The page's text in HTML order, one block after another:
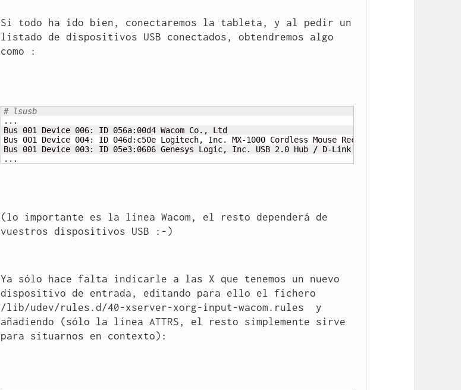
Si todo ha ido bien, conectaremos la tableta, y al pedir un
listado de dispositivos USB conectados, obtendremos algo
como :
# lsusb
...
Bus 001 Device 006: ID 056a:00d4 Wacom Co., Ltd
Bus 001 Device 004: ID 046d:c50e Logitech, Inc. MX-1000 Cordless Mouse Receiver
Bus 001 Device 003: ID 05e3:0606 Genesys Logic, Inc. USB 2.0 Hub / D-Link DUB-H4 USB
...
(lo importante es la línea Wacom, el resto dependerá de
vuestros dispositivos USB :-)
Ya sólo hace falta indicarle a las X que tenemos un nuevo
dispositivo de entrada, editando para ello el fichero
/lib/udev/rules.d/40-xserver-xorg-input-wacom.rules  y
añadiendo (sólo la línea ATTRS, el resto simplemente sirve
para situarnos en contexto):